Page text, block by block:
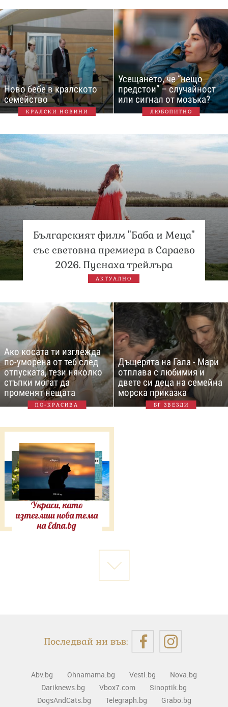
Ново бебе в кралското
семейство
КРАЛСКИ НОВИНИ
Усещането, че “нещо
предстои” – случайност
или сигнал от мозъка?
ЛЮБОПИТНО
Българският филм "Баба и Меца"
със световна премиера в Сараево
2026. Пуснаха трейлъра
АКТУАЛНО
Ако косата ти изглежда
по-уморена от теб след
отпуската, тези няколко
стъпки могат да
променят нещата
ПО-КРАСИВА
Дъщерята на Гала - Мари
отплава с любимия и
двете си деца на семейна
морска приказка
БГ ЗВЕЗДИ
Украси, като
изтеглиш нова тема
на Edna.bg
Последвай ни във:
Abv.bg Ohnamama.bg Vesti.bg
Nova.bg
Dariknews.bg
Vbox7.com
Sinoptik.bg
DogsAndCats.bg
Telegraph.bg Grabo.bg